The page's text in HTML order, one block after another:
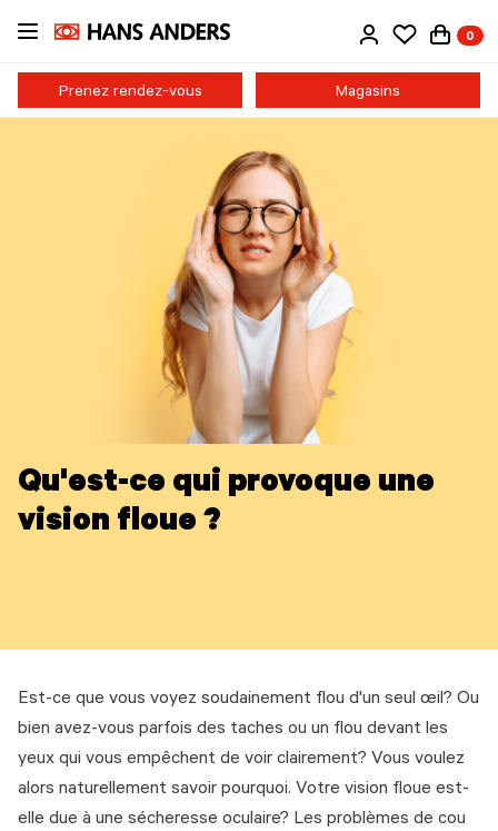
Passer
contenu
principal
0
Prenez rendez-vous Magasins
Qu'est-ce qui provoque une
vision floue ?
Est-ce que vous voyez soudainement flou d'un seul œil? Ou
bien avez-vous parfois des taches ou un flou devant les
yeux qui vous empêchent de voir clairement? Vous voulez
alors naturellement savoir pourquoi. Votre vision floue est-
elle due à une sécheresse oculaire? Les problèmes de cou